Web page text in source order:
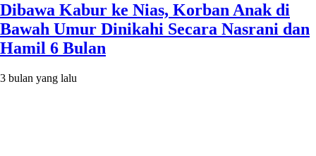
Dibawa Kabur ke Nias, Korban Anak di
Bawah Umur Dinikahi Secara Nasrani dan
Hamil 6 Bulan
3 bulan yang lalu